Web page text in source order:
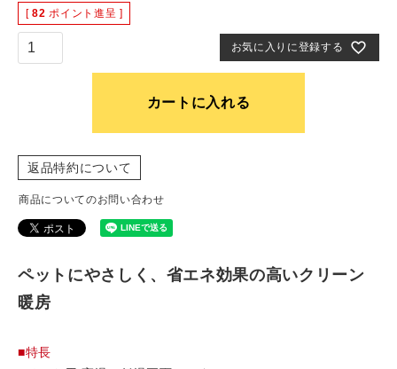
[ 82 ポイント進呈 ]
お気に入りに登録する
カートに入れる
返品特約について
商品についてのお問い合わせ
ペットにやさしく、省エネ効果の高いクリーン
暖房
■特長